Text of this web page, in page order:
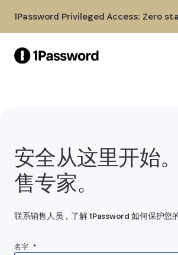
1Password Privileged Access: Zero
安全从这里开始
售专家。
联系销售人员，了解 1Password 如何保护您的
名字 *